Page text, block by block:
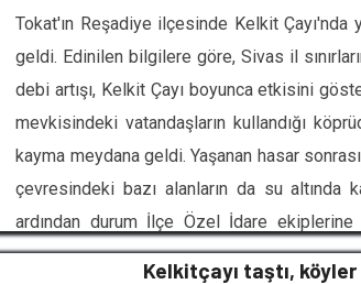
Tokat'ın Reşadiye ilçesinde Kelkit
geldi. Edinilen bilgilere göre, Sivas il
debi artışı, Kelkit Çayı boyunca etkisini
mevkisindeki vatandaşların kullandığı
kayma meydana geldi. Yaşanan hasar
çevresindeki bazı alanların da su altında
ardından durum İlçe Özel İdare
başlatması bekleniyor.
Kelkitçayı taştı,